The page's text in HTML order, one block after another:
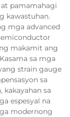
pamamahagi
kawastuhan.
mga advanced
makamit ang
sa mga
strain gauge
sa
sa
espesyal na
modernong